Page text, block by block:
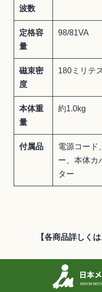
波数
定格容
量
98/81VA
磁束密
度
180ミリテ
本体重
量
約1.0kg
付属品
電源コード
ー、本体カ
ター
【各商品詳しく